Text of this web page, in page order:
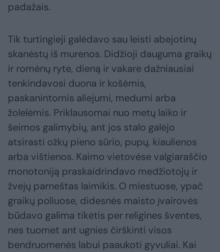
padažais.
Tik turtingieji galėdavo sau leisti abejotinų
skanėstų iš murenos. Didžioji dauguma graikų
ir romėnų ryte, dieną ir vakare dažniausiai
tenkindavosi duona ir košėmis,
paskanintomis aliejumi, medumi arba
žolelėmis. Priklausomai nuo metų laiko ir
šeimos galimybių, ant jos stalo galėjo
atsirasti ožkų pieno sūrio, pupų, kiaulienos
arba vištienos. Kaimo vietovėse valgiaraščio
monotoniją praskaidrindavo medžiotojų ir
žvejų parneštas laimikis. O miestuose, ypač
graikų poliuose, didesnės maisto įvairovės
būdavo galima tikėtis per religines šventes,
nes tuomet ant ugnies čirškinti visos
bendruomenės labui paaukoti gyvuliai. Kai